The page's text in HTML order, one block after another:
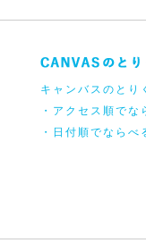
キャンバスのとり
・アクセス順でな
・日付順でならべ